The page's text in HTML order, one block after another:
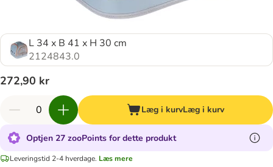
L 34 x B 41 x H 30 cm
2124843.0
272,90 kr
Læg i kurvLæg i kurv
Optjen 27 zooPoints for dette produkt
Leveringstid 2-4 hverdage. Læs mere